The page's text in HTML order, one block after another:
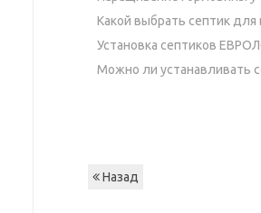
Какой выбрать септик
Установка септиков
Можно ли устанавливать
Назад